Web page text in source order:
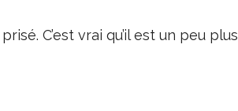
C’est vrai qu’il est un peu plus